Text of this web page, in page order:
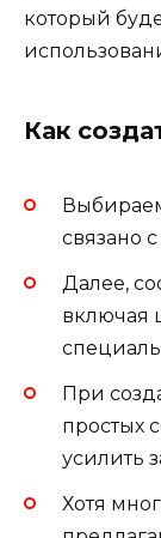
который
Как
связано
Далее,
включая
При
простых
усилить
Хотя